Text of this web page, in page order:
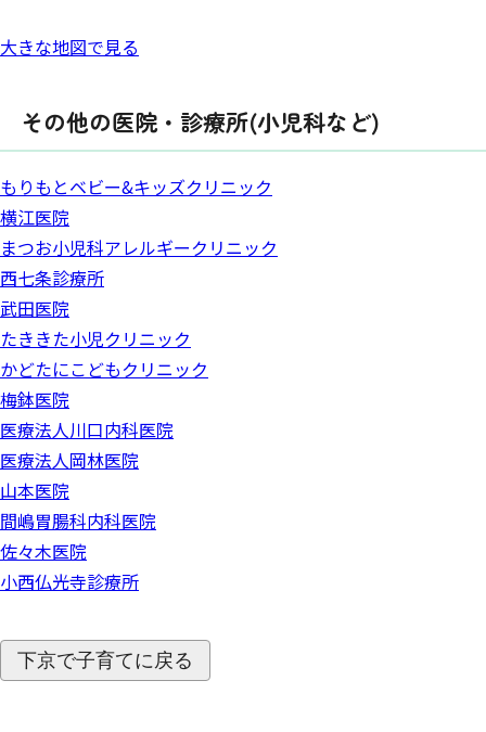
大きな地図で見る
その他の医院・診療所(小児科など)
もりもとベビー&キッズクリニック
横江医院
まつお小児科アレルギークリニック
西七条診療所
武田医院
たききた小児クリニック
かどたにこどもクリニック
梅鉢医院
医療法人川口内科医院
医療法人岡林医院
山本医院
間嶋胃腸科内科医院
佐々木医院
小西仏光寺診療所
下京で子育てに戻る